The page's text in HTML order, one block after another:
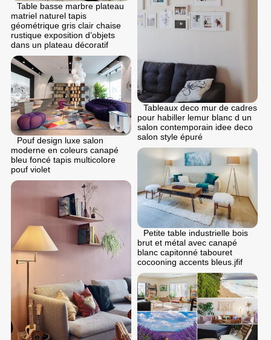
Table basse marbre plateau
matriel naturel tapis
géométrique gris clair chaise
rustique exposition d’objets
dans un plateau décoratif
Tableaux deco mur de cadres
pour habiller lemur blanc d un
salon contemporain idee deco
salon style épuré
Pouf design luxe salon
moderne en coleurs canapé
bleu foncé tapis multicolore
pouf violet
Petite table industrielle bois
brut et métal avec canapé
blanc capitonné tabouret
cocooning accents bleus.jfif